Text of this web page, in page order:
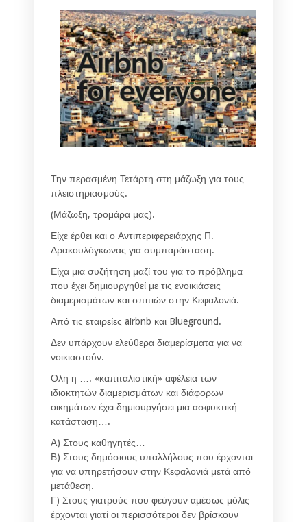
Την περασμένη Τετάρτη στη μάζωξη για τους
πλειστηριασμούς.
(Μάζωξη, τρομάρα μας).
Είχε έρθει και ο Αντιπεριφερειάρχης Π.
Δρακουλόγκωνας για συμπαράσταση.
Είχα μια συζήτηση μαζί του για το πρόβλημα
που έχει δημιουργηθεί με τις ενοικιάσεις
διαμερισμάτων και σπιτιών στην Κεφαλονιά.
Από τις εταιρείες airbnb και Blueground.
Δεν υπάρχουν ελεύθερα διαμερίσματα για να
νοικιαστούν.
Όλη η …. «καπιταλιστική» αφέλεια των
ιδιοκτητών διαμερισμάτων και διάφορων
οικημάτων έχει δημιουργήσει μια ασφυκτική
κατάσταση….
Α) Στους καθηγητές…
Β) Στους δημόσιους υπαλλήλους που έρχονται
για να υπηρετήσουν στην Κεφαλονιά μετά από
μετάθεση.
Γ) Στους γιατρούς που φεύγουν αμέσως μόλις
έρχονται γιατί οι περισσότεροι δεν βρίσκουν